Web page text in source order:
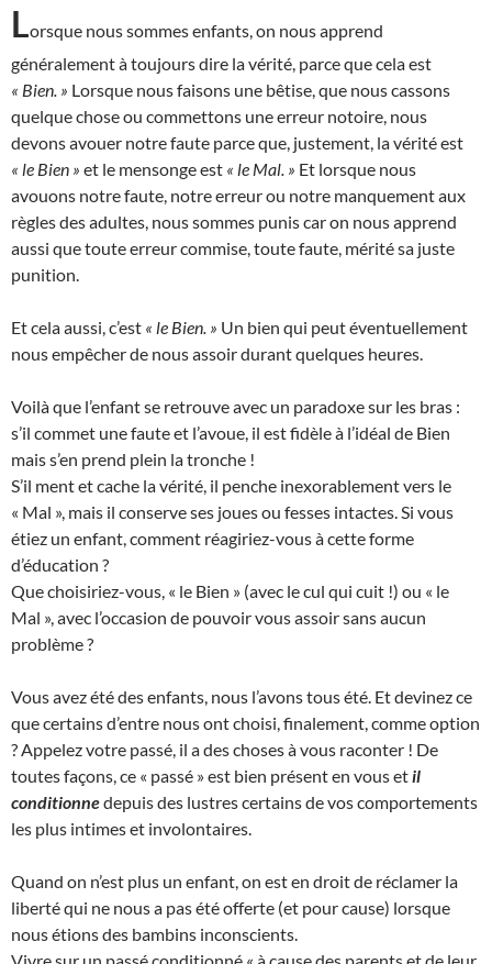
Lorsque nous sommes enfants, on nous apprend
généralement à toujours dire la vérité, parce que cela est
« Bien. » Lorsque nous faisons une bêtise, que nous cassons
quelque chose ou commettons une erreur notoire, nous
devons avouer notre faute parce que, justement, la vérité est
« le Bien » et le mensonge est « le Mal. » Et lorsque nous
avouons notre faute, notre erreur ou notre manquement aux
règles des adultes, nous sommes punis car on nous apprend
aussi que toute erreur commise, toute faute, mérité sa juste
punition.
Et cela aussi, c’est « le Bien. » Un bien qui peut éventuellement
nous empêcher de nous assoir durant quelques heures.
Voilà que l’enfant se retrouve avec un paradoxe sur les bras :
s’il commet une faute et l’avoue, il est fidèle à l’idéal de Bien
mais s’en prend plein la tronche !
S’il ment et cache la vérité, il penche inexorablement vers le
« Mal », mais il conserve ses joues ou fesses intactes. Si vous
étiez un enfant, comment réagiriez-vous à cette forme
d’éducation ?
Que choisiriez-vous, « le Bien » (avec le cul qui cuit !) ou « le
Mal », avec l’occasion de pouvoir vous assoir sans aucun
problème ?
Vous avez été des enfants, nous l’avons tous été. Et devinez ce
que certains d’entre nous ont choisi, finalement, comme option
? Appelez votre passé, il a des choses à vous raconter ! De
toutes façons, ce « passé » est bien présent en vous et il
conditionnedepuis des lustres certains de vos comportements
les plus intimes et involontaires.
Quand on n’est plus un enfant, on est en droit de réclamer la
liberté qui ne nous a pas été offerte (et pour cause) lorsque
nous étions des bambins inconscients.
Vivre sur un passé conditionné « à cause des parents et de leur